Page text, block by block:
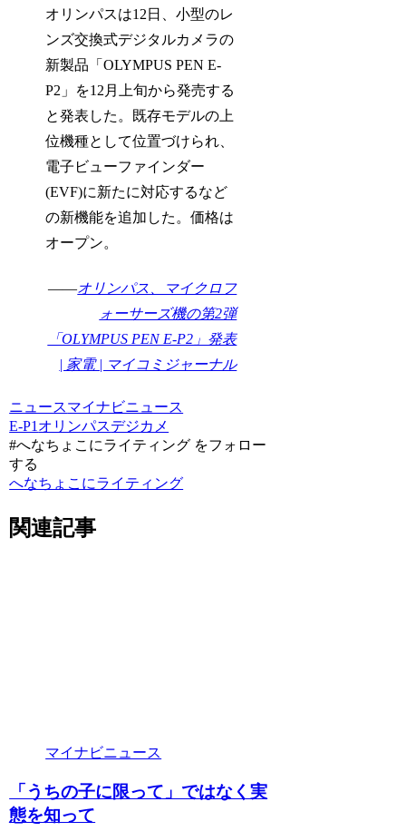
オリンパスは12日、小型のレ
ンズ交換式デジタルカメラの
新製品「OLYMPUS PEN E-
P2」を12月上旬から発売する
と発表した。既存モデルの上
位機種として位置づけられ、
電子ビューファインダー
(EVF)に新たに対応するなど
の新機能を追加した。価格は
オープン。
――オリンパス、マイクロフ
ォーサーズ機の第2弾
「OLYMPUS PEN E-P2」発表
| 家電 | マイコミジャーナル
ニュースマイナビニュース
E-P1 オリンパスデジカメ
#へなちょこにライティング をフォロー
する
へなちょこにライティング
関連記事
マイナビニュース
「うちの子に限って」ではなく実
態を知って